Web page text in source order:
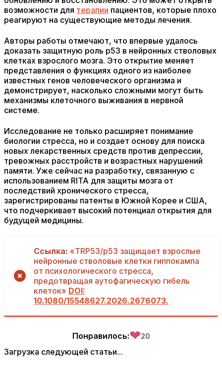
возможности для терапии пациентов, которые плохо
реагируют на существующие методы лечения.
Авторы работы отмечают, что впервые удалось
доказать защитную роль p53 в нейронных стволовых
клетках взрослого мозга. Это открытие меняет
представления о функциях одного из наиболее
известных генов человеческого организма и
демонстрирует, насколько сложными могут быть
механизмы клеточного выживания в нервной
системе.
Исследование не только расширяет понимание
биологии стресса, но и создает основу для поиска
новых лекарственных средств против депрессии,
тревожных расстройств и возрастных нарушений
памяти. Уже сейчас на разработку, связанную с
использованием RITA для защиты мозга от
последствий хронического стресса,
зарегистрированы патенты в Южной Корее и США,
что подчеркивает высокий потенциал открытия для
будущей медицины.
Ссылка: «TRP53/p53 защищает взрослые
нейронные стволовые клетки гиппокампа
от психологического стресса,
предотвращая аутофагическую гибель
клеток» DOI:
10.1080/15548627.2026.2676073.
Понравилось:❤20
Загрузка следующей статьи...